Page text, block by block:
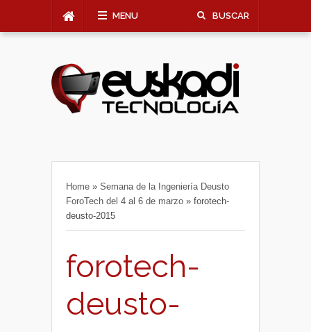
MENU BUSCAR
Home » Semana de la Ingeniería Deusto
ForoTech del 4 al 6 de marzo » forotech-
deusto-2015
forotech-
deusto-